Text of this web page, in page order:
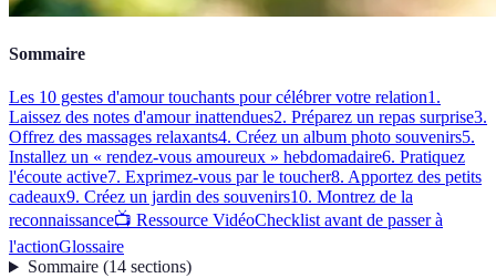
Sommaire
Les 10 gestes d'amour touchants pour célébrer votre relation1.
Laissez des notes d'amour inattendues2. Préparez un repas surprise3.
Offrez des massages relaxants4. Créez un album photo souvenirs5.
Installez un « rendez-vous amoureux » hebdomadaire6. Pratiquez
l'écoute active7. Exprimez-vous par le toucher8. Apportez des petits
cadeaux9. Créez un jardin des souvenirs10. Montrez de la
reconnaissance📺 Ressource VidéoChecklist avant de passer à
l'actionGlossaire
Sommaire(14 sections)